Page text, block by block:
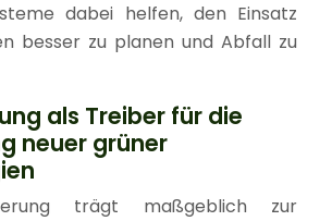
dabei helfen, den Einsatz
besser zu planen und Abfall zu
als Treiber für die
neuer grüner
trägt maßgeblich zur